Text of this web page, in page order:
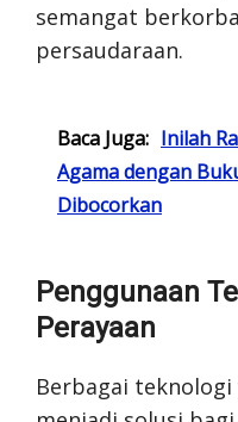
semangat
persaudaraan.
Baca Juga: Inilah
Agama dengan
Dibocorkan
Penggunaan
Perayaan
Berbagai